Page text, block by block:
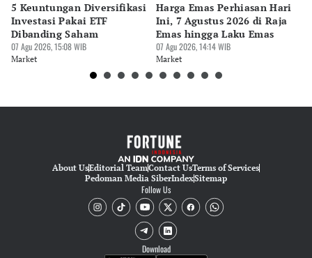
5 Keuntungan Diversifikasi
Investasi Pakai ETF
Dibanding Saham
07 Agu 2026, 15:08 WIB
Market
Harga Emas Perhiasan Hari
Ini, 7 Agustus 2026 di Raja
Emas hingga Laku Emas
07 Agu 2026, 14:14 WIB
Market
About UsEditorial TeamContact UsTerms of Services
Pedoman Media SiberIndexSitemap
Follow Us
Download